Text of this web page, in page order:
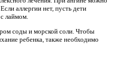
аллергии нет, пусть дети
лаймом.
соды и морской соли. Чтобы
ребенка, также необходимо